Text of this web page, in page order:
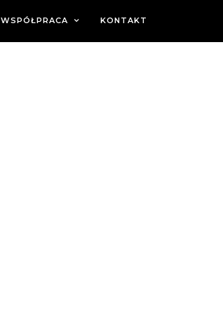
WSPÓŁPRACA KONTAKT